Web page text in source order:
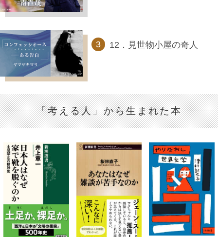
12．見世物小屋の奇人
「考える人」から生まれた本